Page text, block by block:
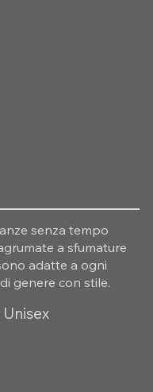
senza tempo
a sfumature
adatte a ogni
genere con stile.